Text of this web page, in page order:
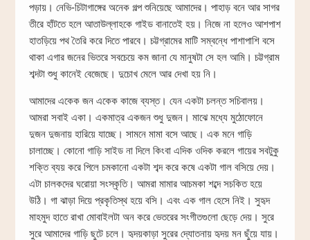
পড়ায়। নেভি-চিটাগাঙ্গের অনেক গল্প শুনিয়েছে আমাদের। পাহাড় বনে আর সাগর
তীরে হাঁটতে হলে আতাউল্লাহকে গাইড বানাতেই হয়। নিজে না হলেও আশপাশ
হাতড়িয়ে পথ তৈরি করে দিতে পারবে। চট্টগ্রামের মাটি সম্বন্ধে পাশাপাশি বসে
থাকা এগার জনের ভিতরে সবচেয়ে কম জানা যে মানুষটা সে হল আমি। চট্টগ্রাম
শব্দটা শুধু কানেই বেজেছে। দুচোখ মেলে আর দেখা হয় নি।
আমাদের একেক জন একেক কাজে ব্যস্ত। যেন একটা চলন্ত সচিবালয়।
আমরা সবাই একা। একমাত্র একজন শুধু দুজন। মাঝে মধ্যে মুঠোফোনে
দুজন দুজনায় হারিয়ে যাচ্ছে। সামনে মামা বসে আছে। এক মনে গাড়ি
চালাচ্ছে। কোনো গাড়ি সাইড না দিলে কিংবা এদিক ওদিক করলে গায়ের সবটুকু
শক্তি ব্যয় করে পিলে চমকানো একটা শব্দ করে কষে একটা গাল বসিয়ে দেয়।
এটা চালকদের ঘরোয়া সংস্কৃতি। আমরা মামার আচমকা শব্দে সচকিত হয়ে
উঠি। গা ঝাড়া দিয়ে প্রকৃতিস্থ হয়ে বসি। এবং এক গাল হেসে নিই। সুহৃদ
মাহমুদ হাতে রাখা মোবাইলটা অন করে ভেতরের সংগীতগুলো ছেড়ে দেয়। সুরে
সুরে আমাদের গাড়ি ছুটে চলে। হৃদয়কাড়া সুরের দ্যোতনায় হৃদয় মন ছুঁয়ে যায়।